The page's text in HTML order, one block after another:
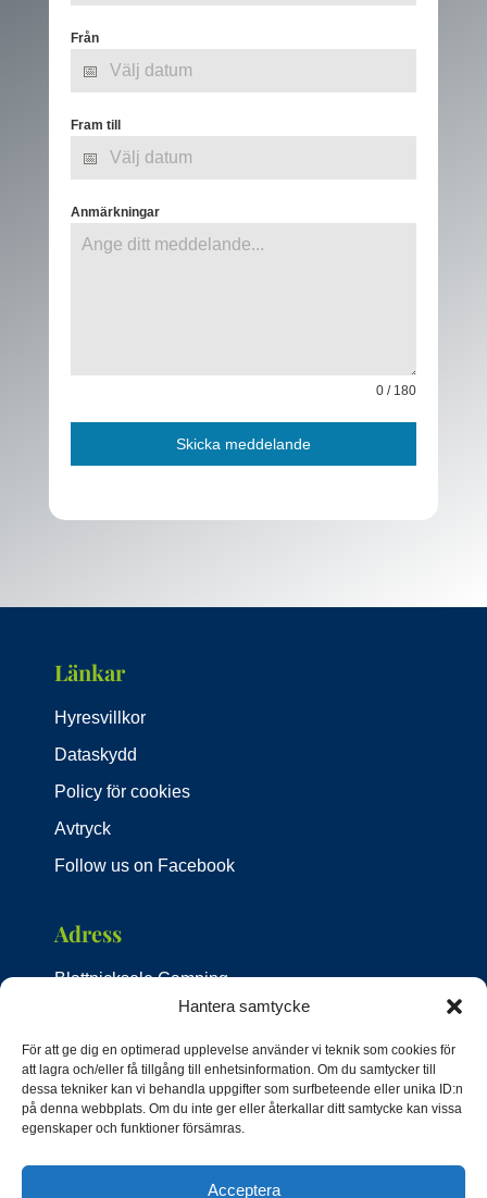
Hantera samtycke
För att ge dig en optimerad upplevelse använder vi teknik som cookies för
att lagra och/eller få tillgång till enhetsinformation. Om du samtycker till
dessa tekniker kan vi behandla uppgifter som surfbeteende eller unika ID:n
på denna webbplats. Om du inte ger eller återkallar ditt samtycke kan vissa
egenskaper och funktioner försämras.
Acceptera
Från
Fram till
Anmärkningar
0 / 180
Skicka meddelande
Länkar
Hyresvillkor
Dataskydd
Policy för cookies
Avtryck
Follow us on Facebook
Adress
Blattnicksele Camping
Sverige
Kontakta oss